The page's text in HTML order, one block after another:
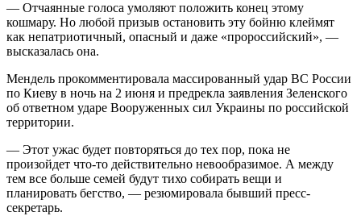
— Отчаянные голоса умоляют положить конец этому
кошмару. Но любой призыв остановить эту бойню клеймят
как непатриотичный, опасный и даже «пророссийский», —
высказалась она.
Мендель прокомментировала массированный удар ВС России
по Киеву в ночь на 2 июня и предрекла заявления Зеленского
об ответном ударе Вооруженных сил Украины по российской
территории.
— Этот ужас будет повторяться до тех пор, пока не
произойдет что-то действительно невообразимое. А между
тем все больше семей будут тихо собирать вещи и
планировать бегство, — резюмировала бывший пресс-
секретарь.